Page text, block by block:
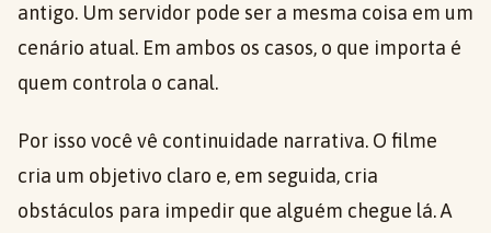
antigo. Um servidor pode ser a mesma coisa em um
cenário atual. Em ambos os casos, o que importa é
quem controla o canal.
Por isso você vê continuidade narrativa. O filme
cria um objetivo claro e, em seguida, cria
obstáculos para impedir que alguém chegue lá. A